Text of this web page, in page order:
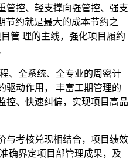
管控、轻支撑向强管控、强支
节约就是最大的成本节约之
管 理的主线，强化项目履约
、全系统、全专业的周密计
驱动作用， 丰富工期管理的
控、快速纠偏，实现项目高品
与考核兑现相结合，项目绩效
确界定项目部管理成果，及